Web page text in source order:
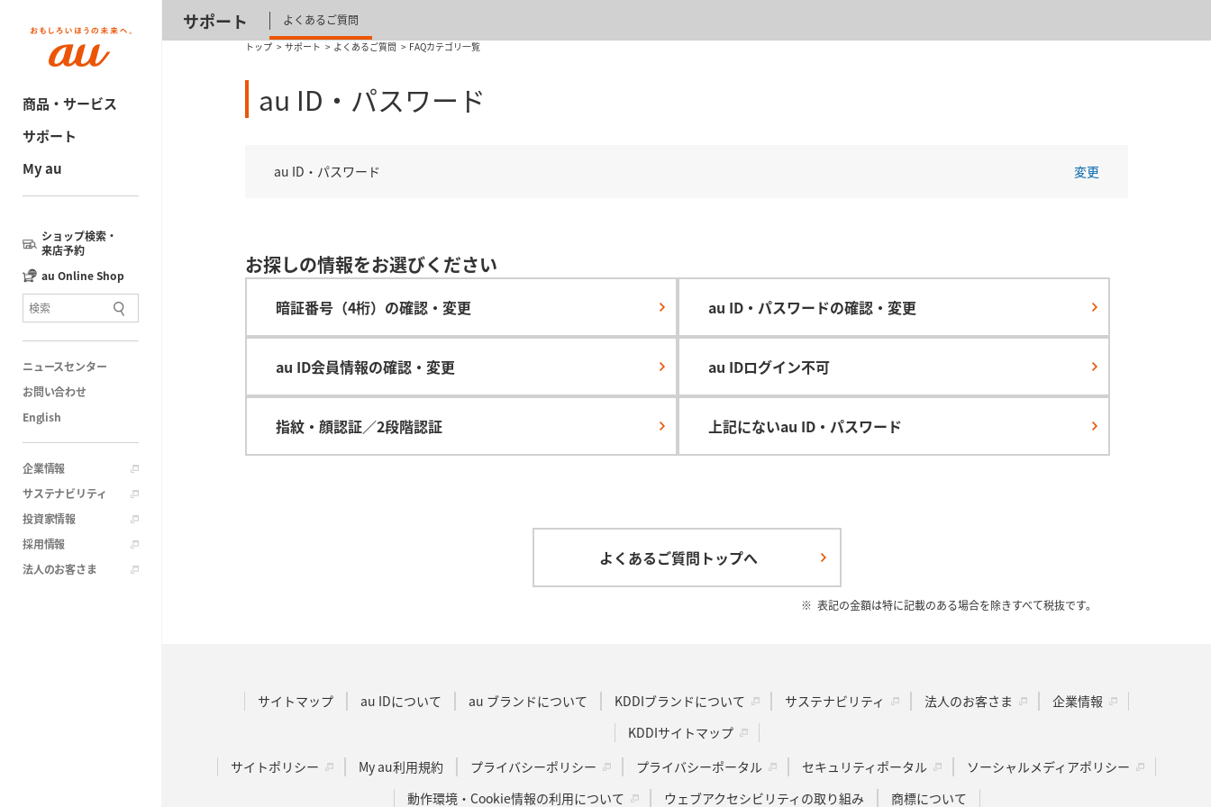
商品・サービス
サポート
My au
ショップ検索・
来店予約
au Online Shop
ニュースセンター
お問い合わせ
English
企業情報
サステナビリティ
投資家情報
採用情報
法人のお客さま
サポート よくあるご質問
トップ サポート よくあるご質問 FAQカテゴリ一覧
au ID・パスワード
au ID・パスワード 変更
お探しの情報をお選びください
暗証番号（4桁）の確認・変更 au ID・パスワードの確認・変更
au ID会員情報の確認・変更 au IDログイン不可
指紋・顔認証／2段階認証 上記にないau ID・パスワード
よくあるご質問トップへ
表記の金額は特に記載のある場合を除きすべて税抜です。
サイトマップ au IDについて au ブランドについて KDDIブランドについて サステナビリティ 法人のお客さま
企業情報
KDDIサイトマップ
サイトポリシー
My au利用規約 プライバシーポリシー プライバシーポータル セキュリティポータル
ソーシャルメディアポリシー
動作環境・Cookie情報の利用について
ウェブアクセシビリティの取り組み 商標について